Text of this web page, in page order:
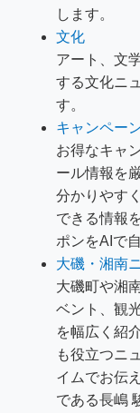
します。
文化
アート、文
する文化ニ
す。
キャンペー
お得なキャ
ール情報を
分かりやす
できる情報
ポンをAIで
大磯・湘南
大磯町や湘
ベント、観
を幅広く紹
も役立つニ
イムでお伝
である長嶋